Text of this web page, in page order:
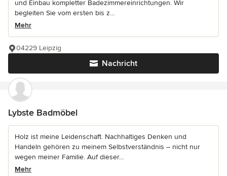
und Einbau kompletter Badezimmereinrichtungen. Wir
begleiten Sie vom ersten bis z...
Mehr
Nachricht
04229 Leipzig
Lybste Badmöbel
Holz ist meine Leidenschaft. Nachhaltiges Denken und
Handeln gehören zu meinem Selbstverständnis – nicht nur
wegen meiner Familie. Auf dieser...
Mehr